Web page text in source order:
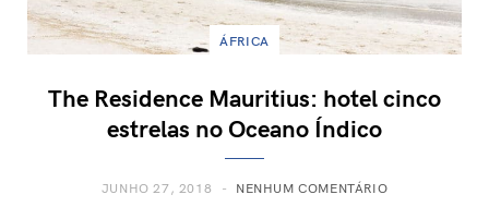
ÁFRICA
The Residence Mauritius: hotel cinco
estrelas no Oceano Índico
JUNHO 27, 2018 NENHUM COMENTÁRIO